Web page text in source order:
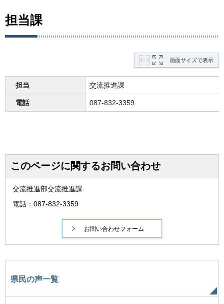
担当課
画面サイズで表示
担当 交流推進課
電話 087-832-3359
このページに関するお問い合わせ
交流推進部交流推進課
電話：087-832-3359
県民の声一覧